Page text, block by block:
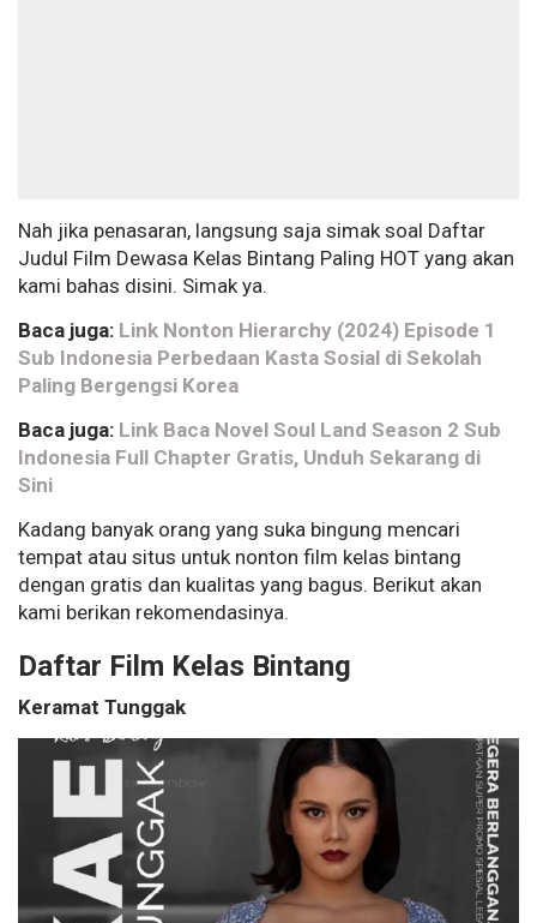
Nah jika penasaran, langsung saja simak soal Daftar
Judul Film Dewasa Kelas Bintang Paling HOT yang akan
kami bahas disini. Simak ya.
Baca juga: Link Nonton Hierarchy (2024) Episode 1
Sub Indonesia Perbedaan Kasta Sosial di Sekolah
Paling Bergengsi Korea
Baca juga: Link Baca Novel Soul Land Season 2 Sub
Indonesia Full Chapter Gratis, Unduh Sekarang di
Sini
Kadang banyak orang yang suka bingung mencari
tempat atau situs untuk nonton film kelas bintang
dengan gratis dan kualitas yang bagus. Berikut akan
kami berikan rekomendasinya.
Daftar Film Kelas Bintang
Keramat Tunggak